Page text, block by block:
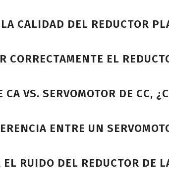
CALIDAD DEL REDUCTOR
CORRECTAMENTE EL
CA VS. SERVOMOTOR DE CC,
ENTRE UN
EL RUIDO DEL REDUCTOR DE